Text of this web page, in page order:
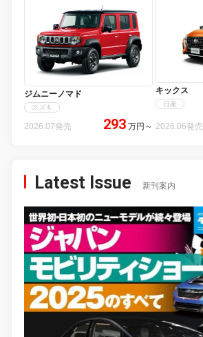
ジムニーノマド
スズキ
2026.07発売 293 万円 ～
キックス
日産
2026.06発売
Latest Issue 新刊案内